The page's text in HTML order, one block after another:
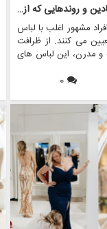
سبک عروسی سلبریتی ها: لباس های نمادین و روندهایی که از آنها الهام گرفته اند
مشهور اغلب با لباس
می کنند. از ظرافت
و مدرن، این لباس های
0